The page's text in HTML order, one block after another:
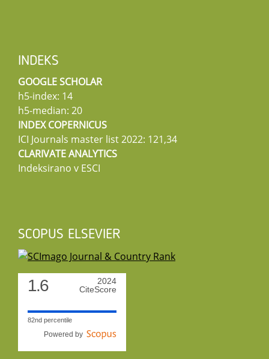
INDEKS
GOOGLE SCHOLAR
h5-index: 14
h5-median: 20
INDEX COPERNICUS
ICI Journals master list 2022: 121,34
CLARIVATE ANALYTICS
Indeksirano v ESCI
SCOPUS ELSEVIER
1.6
2024
CiteScore
82nd percentile
Powered by